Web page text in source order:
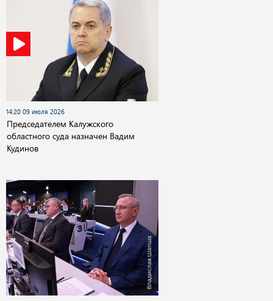
14:20 09 июля 2026
Председателем Калужского
областного суда назначен Вадим
Кудинов